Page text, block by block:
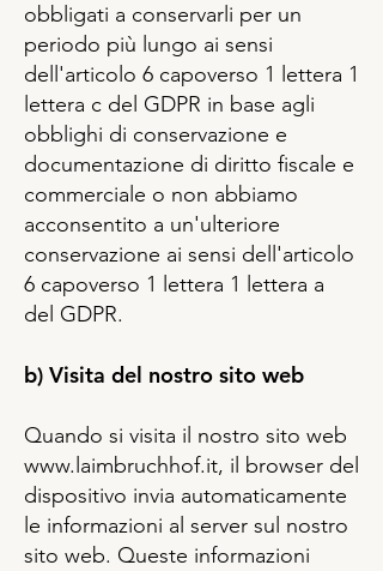
obbligati a conservarli per un
periodo più lungo ai sensi
dell'articolo 6 capoverso 1 lettera 1
lettera c del GDPR in base agli
obblighi di conservazione e
documentazione di diritto fiscale e
commerciale o non abbiamo
acconsentito a un'ulteriore
conservazione ai sensi dell'articolo
6 capoverso 1 lettera 1 lettera a
del GDPR.
b) Visita del nostro sito web
Quando si visita il nostro sito web
www.laimbruchhof.it, il browser del
dispositivo invia automaticamente
le informazioni al server sul nostro
sito web. Queste informazioni